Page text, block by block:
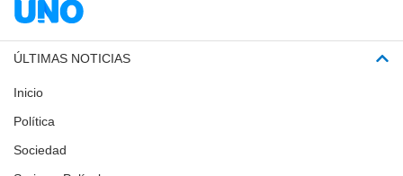
ÚLTIMAS NOTICIAS
Inicio
Política
Sociedad